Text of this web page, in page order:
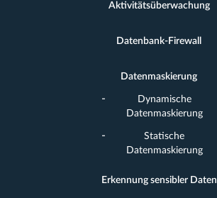
Aktivitätsüberwachung
Datenbank-Firewall
Datenmaskierung
Dynamische
Datenmaskierung
Statische
Datenmaskierung
Erkennung sensibler Daten